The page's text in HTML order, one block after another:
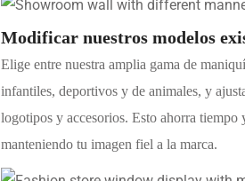
Modificar nuestros modelos
Elige entre nuestra amplia gama de
infantiles, deportivos y de animales, y
logotipos y accesorios. Esto ahorra tiempo
manteniendo tu imagen fiel a la marca.